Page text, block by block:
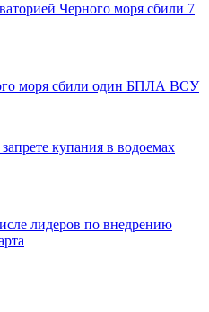
Черного моря сбили 7
моря сбили один БПЛА ВСУ
купания в водоемах
лидеров по внедрению